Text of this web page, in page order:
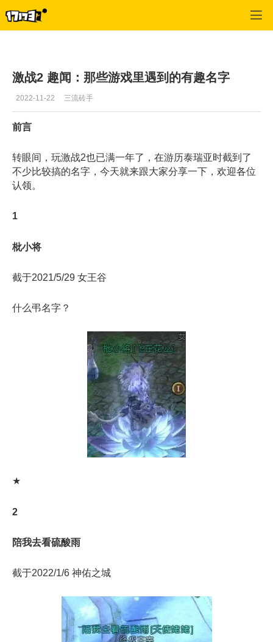
激战2 趣闻：那些游戏里遇到的有趣名字
2022-11-22 三流砖手
前言
转眼间，玩激战2也已满一年了，在游历泰瑞亚时截到了
不少比较搞的名字，今天就来跟大家分享一下，欢迎各位
认领。
1
枇小将
截于2021/5/29 女王谷
什么弔名字？
★
2
陪我去看硫酸雨
截于2022/1/6 神佑之城